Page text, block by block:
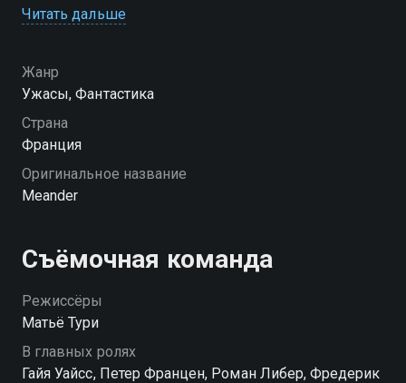
девушка приходит в себя в странном месте. У неё на
по узким проходам огромного лабиринта, где её
поджидают не только смертельные ловушки, но и
агрессивные монстры.
Читать дальше
Жанр
Ужасы, Фантастика
Страна
Франция
Оригинальное название
Meander
Съёмочная команда
Режиссёры
Матьё Тури
В главных ролях
Гайя Уайсс, Петер Францен, Роман Либер, Фредерик